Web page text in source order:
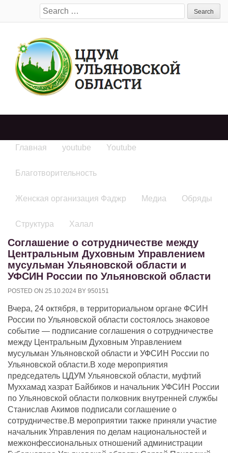
Search
for:
Главная youtube Youtube
Благотворительность
Женская организация Фаджр Медиа Обряды
Структура Халал
Соглашение о сотрудничестве между
Центральным Духовным Управлением
мусульман Ульяновской области и
УФСИН России по Ульяновской области
POSTED ON 25.10.2024 BY 950151
Вчера, 24 октября, в территориальном органе ФСИН
России по Ульяновской области состоялось знаковое
событие — подписание соглашения о сотрудничестве
между Центральным Духовным Управлением
мусульман Ульяновской области и УФСИН России по
Ульяновской области.В ходе мероприятия
председатель ЦДУМ Ульяновской области, муфтий
Муххамад хазрат Байбиков и начальник УФСИН России
по Ульяновской области полковник внутренней службы
Станислав Акимов подписали соглашение о
сотрудничестве.В мероприятии также приняли участие
начальник Управления по делам национальностей и
межконфессиональных отношений администрации